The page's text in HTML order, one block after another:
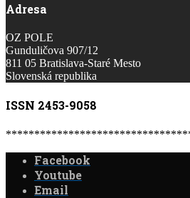
Adresa
OZ POLE
Gunduličova 907/12
811 05 Bratislava-Staré Mesto
Slovenská republika
ISSN 2453-9058
Facebook
Youtube
Email